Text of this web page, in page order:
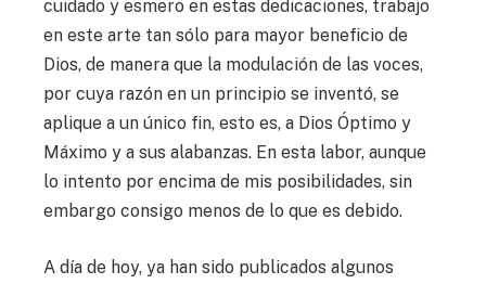
cuidado y esmero en estas dedicaciones, trabajo
en este arte tan sólo para mayor beneficio de
Dios, de manera que la modulación de las voces,
por cuya razón en un principio se inventó, se
aplique a un único fin, esto es, a Dios Óptimo y
Máximo y a sus alabanzas. En esta labor, aunque
lo intento por encima de mis posibilidades, sin
embargo consigo menos de lo que es debido.
A día de hoy, ya han sido publicados algunos